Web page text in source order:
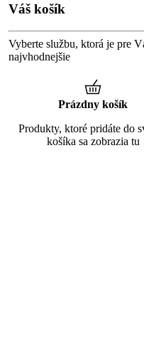
Váš košík
Vyberte službu, ktorá je pre
najvhodnejšie
Prázdny košík
Produkty, ktoré pridáte do
košíka sa zobrazia tu